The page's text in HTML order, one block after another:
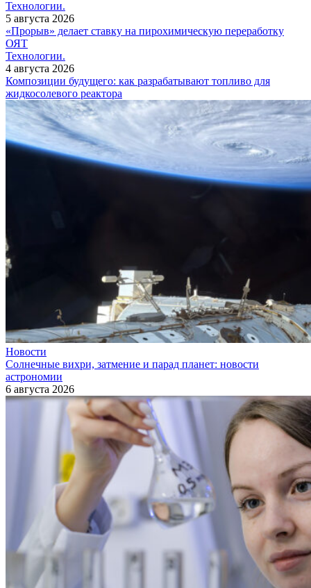
Технологии.
5 августа 2026
«Прорыв» делает ставку на пирохимическую переработку
ОЯТ
Технологии.
4 августа 2026
Композиции будущего: как разрабатывают топливо для
жидкосолевого реактора
Новости
Солнечные вихри, затмение и парад планет: новости
астрономии
6 августа 2026